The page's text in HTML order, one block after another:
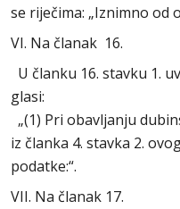
se riječima: „Iznimno od
VI. Na članak 16.
U članku 16. stavku 1.
glasi:
„(1) Pri obavljanju
iz članka 4. stavka 2.
podatke:“.
VII. Na članak 17.